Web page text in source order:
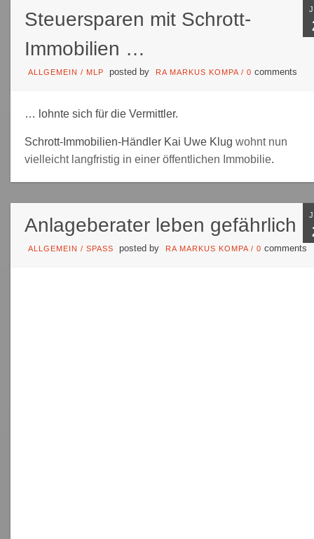
Steuersparen mit Schrott-
Immobilien …
ALLGEMEIN / MLP posted by RA MARKUS KOMPA / 0 comments
… lohnte sich für die Vermittler.
Schrott-Immobilien-Händler Kai Uwe Klug wohnt nun
vielleicht langfristig in einer öffentlichen Immobilie.
Anlageberater leben gefährlich
ALLGEMEIN / SPASS posted by RA MARKUS KOMPA / 0 comments